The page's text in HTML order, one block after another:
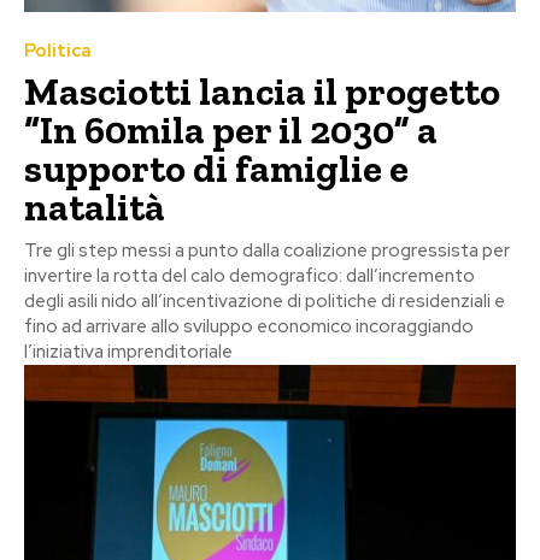
Politica
Masciotti lancia il progetto
“In 60mila per il 2030” a
supporto di famiglie e
natalità
Tre gli step messi a punto dalla coalizione progressista per
invertire la rotta del calo demografico: dall’incremento
degli asili nido all’incentivazione di politiche di residenziali e
fino ad arrivare allo sviluppo economico incoraggiando
l’iniziativa imprenditoriale